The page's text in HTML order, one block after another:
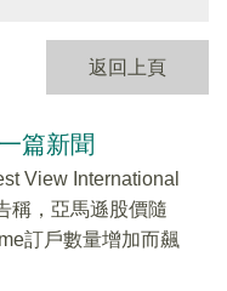
返回上頁
篇新聞
View International
稱，亞馬遜股價隨
訂戶數量增加而飆